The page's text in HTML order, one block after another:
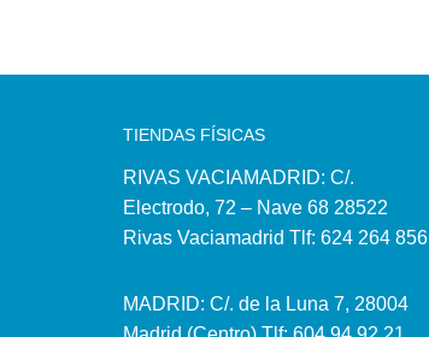
TIENDAS FÍSICAS
RIVAS VACIAMADRID: C/.
Electrodo, 72 – Nave 68 28522
Rivas Vaciamadrid Tlf: 624 264 856
MADRID: C/. de la Luna 7, 28004